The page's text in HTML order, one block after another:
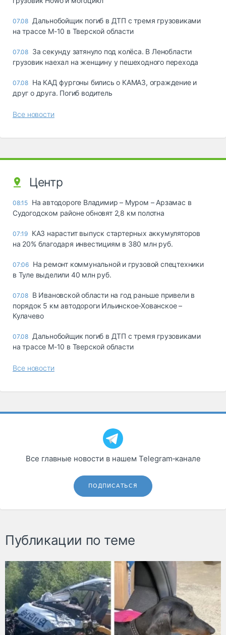
07.08 Дальнобойщик погиб в ДТП с тремя грузовиками
на трассе М-10 в Тверской области
07.08 За секунду затянуло под колёса. В Ленобласти
грузовик наехал на женщину у пешеходного перехода
07.08 На КАД фургоны бились о КАМАЗ, ограждение и
друг о друга. Погиб водитель
Все новости
Центр
08:15 На автодороге Владимир – Муром – Арзамас в
Судогодском районе обновят 2,8 км полотна
07:19 КАЗ нарастит выпуск стартерных аккумуляторов
на 20% благодаря инвестициям в 380 млн руб.
07:06 На ремонт коммунальной и грузовой спецтехники
в Туле выделили 40 млн руб.
07.08 В Ивановской области на год раньше привели в
порядок 5 км автодороги Ильинское-Хованское –
Кулачево
07.08 Дальнобойщик погиб в ДТП с тремя грузовиками
на трассе М-10 в Тверской области
Все новости
Все главные новости в нашем Telegram‑канале
ПОДПИСАТЬСЯ
Публикации по теме